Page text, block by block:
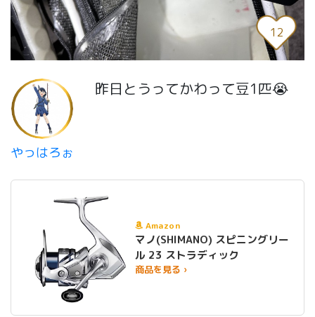
12
やっはろぉ
昨日とうってかわって豆1匹😭
Amazon
マノ(SHIMANO) スピニングリー
ル 23 ストラディック
商品を見る ›